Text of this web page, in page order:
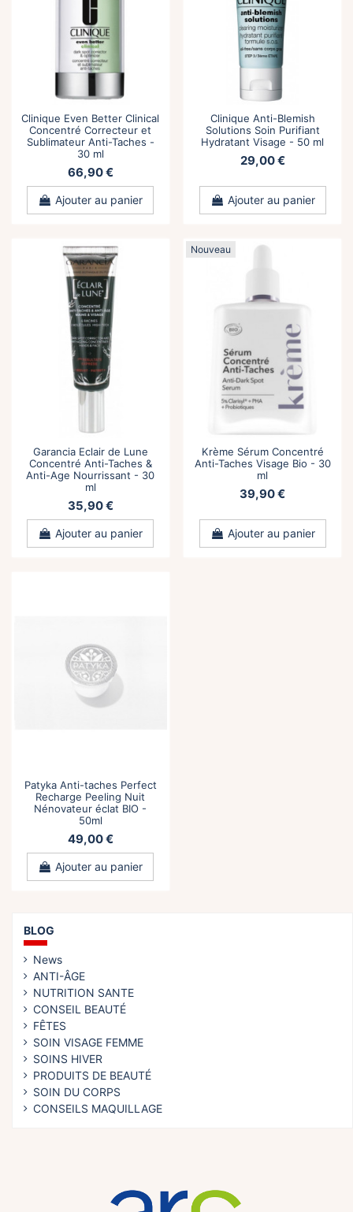
Clinique Even Better Clinical
Concentré Correcteur et
Sublimateur Anti-Taches -
30 ml
66,90 €
Ajouter au panier
Clinique Anti-Blemish
Solutions Soin Purifiant
Hydratant Visage - 50 ml
29,00 €
Ajouter au panier
Garancia Eclair de Lune
Concentré Anti-Taches &
Anti-Age Nourrissant - 30
ml
35,90 €
Ajouter au panier
Nouveau
Krème Sérum Concentré
Anti-Taches Visage Bio - 30
ml
39,90 €
Ajouter au panier
Patyka Anti-taches Perfect
Recharge Peeling Nuit
Nénovateur éclat BIO -
50ml
49,00 €
Ajouter au panier
BLOG
News
ANTI-ÂGE
NUTRITION SANTE
CONSEIL BEAUTÉ
FÊTES
SOIN VISAGE FEMME
SOINS HIVER
PRODUITS DE BEAUTÉ
SOIN DU CORPS
CONSEILS MAQUILLAGE